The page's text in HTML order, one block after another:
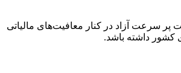
پر سرعت آزاد در کنار معافیت‌های مالیاتی
کشور داشته باشد.